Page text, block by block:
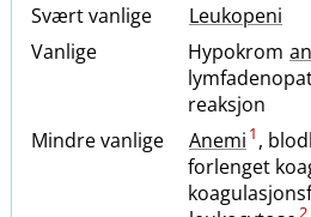
Svært vanlige
Leukopeni
Vanlige
Hypokrom
reaksjon
Mindre vanlige
Anemi 1 ,
forlenget
2